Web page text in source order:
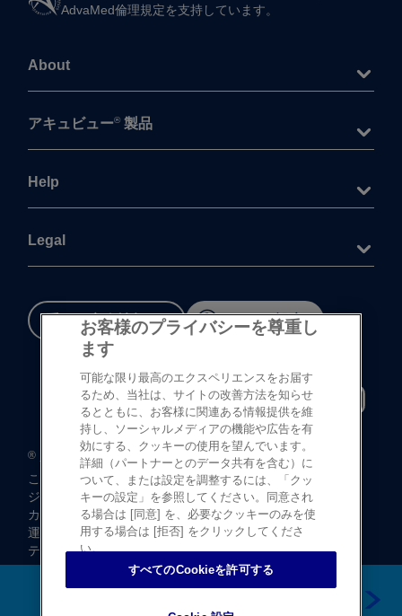
AdvaMed倫理規定を​支持しています。
About
アキュビュー® 製品
Help
Legal
重要な​安全情報 Cookie 設定
® 登録商標©Johnson & Johnson K.K. 1997-2026
この​サイトならびに​サイト内の​コンテンツは、​
ジョンソン・ エンド・ ジョンソン株式会社 ビジョンケア
カンパニーに​よって、​日本国内向けに​制作・ ​
運営されています。
テキストデータならびに​画像データの​無断転載は​お断り​
いたします。
お客様のプライバシーを尊重し
ます
可能な限り最高のエクスペリエンスをお届す
るため、当社は、サイトの改善方法を知らせ
るとともに、お客様に関連ある情報提供を維
持し、ソーシャルメディアの機能や広告を有
効にする、クッキーの使用を望んでいます。
詳細（パートナーとのデータ共有を含む）に
ついて、または設定を調整するには、「クッ
キーの設定」を参照してください。同意され
る場合は [同意] を、必要なクッキーのみを使
用する場合は [拒否] をクリックしてくださ
い。
すべてのCookieを許可する